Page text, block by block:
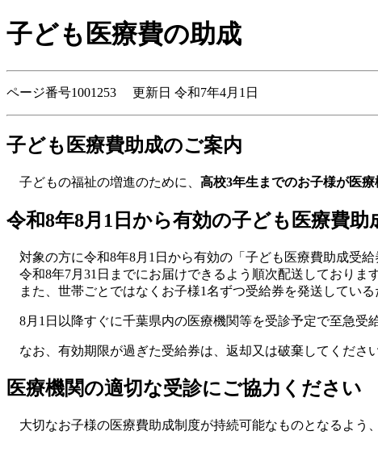
子ども医療費の助成
ページ番号1001253 更新日 令和7年4月1日
子ども医療費助成のご案内
子どもの福祉の増進のために、 高校3年生までのお子様が医
令和8年8月1日から有効の子ども医療費助
対象の方に令和8年8月1日から有効の「子ども医療費助成受
令和8年7月31日までにお届けできるよう順次配送しておりま
また、世帯ごとではなくお子様1名ずつ受給券を発送してい
8月1日以降すぐに千葉県内の医療機関等を受診予定で至急受
なお、有効期限が過ぎた受給券は、返却又は破棄してください
医療機関の適切な受診にご協力ください
大切なお子様の医療費助成制度が持続可能なものとなるよう